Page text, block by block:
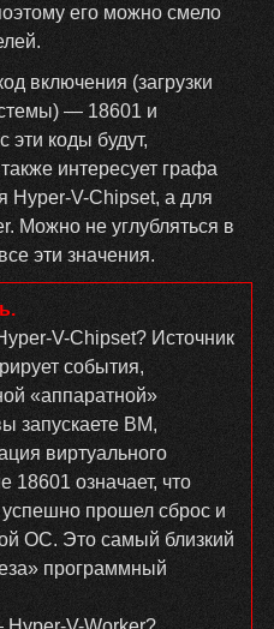
его можно смело
включения (загрузки
— 18601 и
коды будут,
интересует графа
Hyper-V-Chipset, а для
Можно не углубляться в
эти значения.
V-Chipset? Источник
события,
«аппаратной»
запускаете ВМ,
виртуального
18601 означает, что
прошел сброс и
ОС. Это самый близкий
программный